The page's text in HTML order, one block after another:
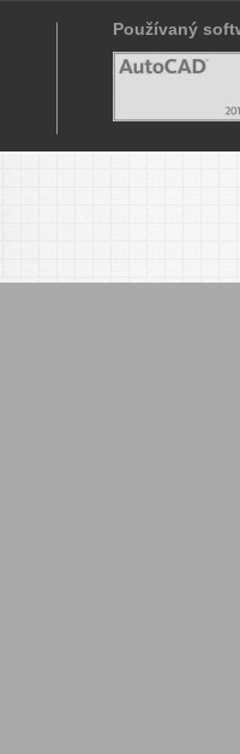
Používaný